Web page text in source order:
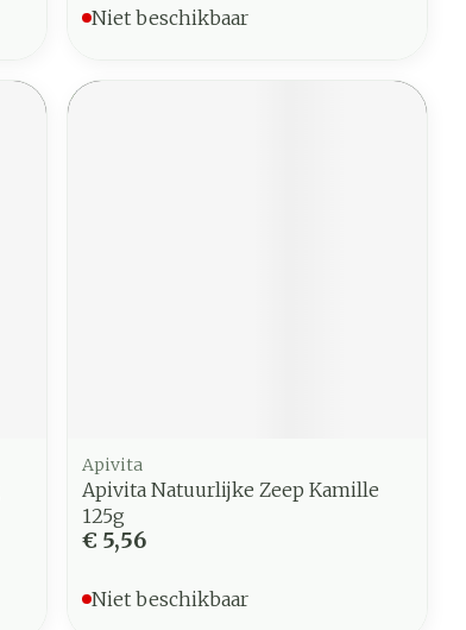
Niet beschikbaar
Apivita
Apivita Natuurlijke Zeep Kamille
125g
€ 5,56
Niet beschikbaar